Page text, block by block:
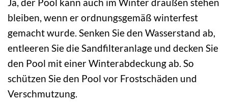
bleiben, wenn er ordnungsgemäß winterfest
gemacht wurde. Senken Sie den Wasserstand ab,
entleeren Sie die Sandfilteranlage und decken Sie
den Pool mit einer Winterabdeckung ab. So
schützen Sie den Pool vor Frostschäden und
Verschmutzung.